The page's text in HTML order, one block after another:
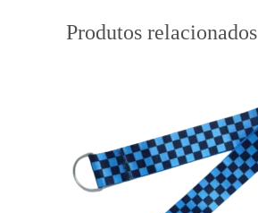
Produtos relacionados